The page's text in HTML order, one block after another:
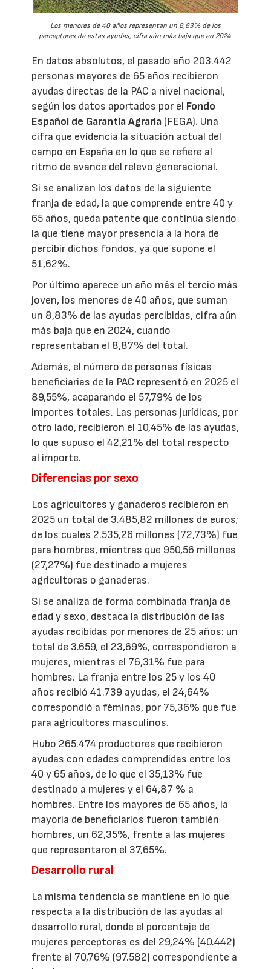
Los menores de 40 años representan un 8,83% de los
perceptores de estas ayudas, cifra aún más baja que en 2024.
En datos absolutos, el pasado año 203.442
personas mayores de 65 años recibieron
ayudas directas de la PAC a nivel nacional,
según los datos aportados por el Fondo
Español de Garantía Agraria (FEGA). Una
cifra que evidencia la situación actual del
campo en España en lo que se refiere al
ritmo de avance del relevo generacional.
Si se analizan los datos de la siguiente
franja de edad, la que comprende entre 40 y
65 años, queda patente que continúa siendo
la que tiene mayor presencia a la hora de
percibir dichos fondos, ya que supone el
51,62%.
Por último aparece un año más el tercio más
joven, los menores de 40 años, que suman
un 8,83% de las ayudas percibidas, cifra aún
más baja que en 2024, cuando
representaban el 8,87% del total.
Además, el número de personas físicas
beneficiarias de la PAC representó en 2025 el
89,55%, acaparando el 57,79% de los
importes totales. Las personas jurídicas, por
otro lado, recibieron el 10,45% de las ayudas,
lo que supuso el 42,21% del total respecto
al importe.
Diferencias por sexo
Los agricultores y ganaderos recibieron en
2025 un total de 3.485,82 millones de euros;
de los cuales 2.535,26 millones (72,73%) fue
para hombres, mientras que 950,56 millones
(27,27%) fue destinado a mujeres
agricultoras o ganaderas.
Si se analiza de forma combinada franja de
edad y sexo, destaca la distribución de las
ayudas recibidas por menores de 25 años: un
total de 3.659, el 23,69%, correspondieron a
mujeres, mientras el 76,31% fue para
hombres. La franja entre los 25 y los 40
años recibió 41.739 ayudas, el 24,64%
correspondió a féminas, por 75,36% que fue
para agricultores masculinos.
Hubo 265.474 productores que recibieron
ayudas con edades comprendidas entre los
40 y 65 años, de lo que el 35,13% fue
destinado a mujeres y el 64,87 % a
hombres. Entre los mayores de 65 años, la
mayoría de beneficiarios fueron también
hombres, un 62,35%, frente a las mujeres
que representaron el 37,65%.
Desarrollo rural
La misma tendencia se mantiene en lo que
respecta a la distribución de las ayudas al
desarrollo rural, donde el porcentaje de
mujeres perceptoras es del 29,24% (40.442)
frente al 70,76% (97.582) correspondiente a